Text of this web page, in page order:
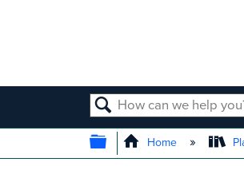
SEARCH
EXPAND/
Home